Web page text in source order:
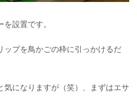
設置です。
ップを鳥かごの枠に引っかけるだ
気になりますが（笑）、まずはエサ